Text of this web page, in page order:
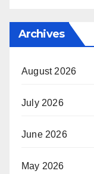
Archives
August 2026
July 2026
June 2026
May 2026